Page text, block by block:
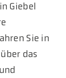
Giebel
Sie in
das